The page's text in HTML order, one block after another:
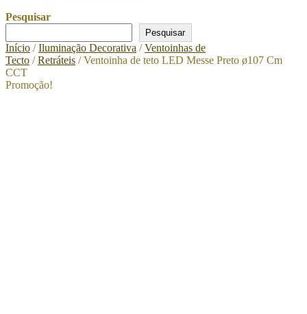
Pesquisar
Pesquisar
Início /Iluminação Decorativa /Ventoinhas de
Tecto /Retráteis / Ventoinha de teto LED Messe Preto ø107 Cm
CCT
Promoção!